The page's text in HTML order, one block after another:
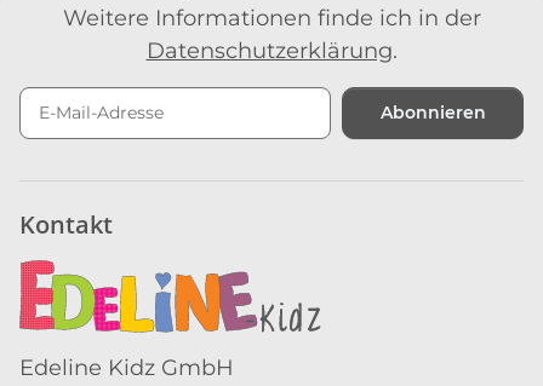
Weitere Informationen finde ich in der
Datenschutzerklärung.
Abonnieren
Kontakt
Edeline Kidz GmbH